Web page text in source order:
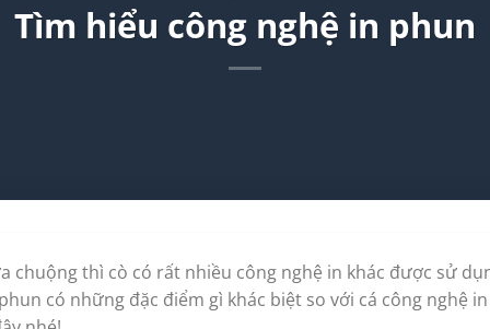
Tìm hiểu công nghệ in phun
chuộng thì cò có rất nhiều công nghệ in khác được sử
có những đặc điểm gì khác biệt so với cá công nghệ in